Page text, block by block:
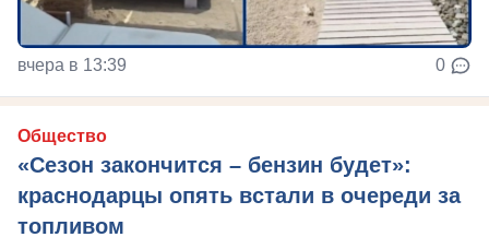
вчера в 13:39 0
Общество
«Сезон закончится – бензин будет»:
краснодарцы опять встали в очереди за
топливом